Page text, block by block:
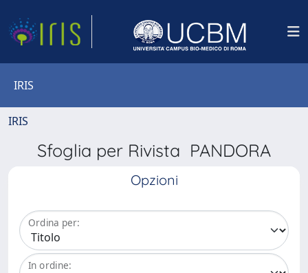
IRIS
IRIS
Sfoglia per Rivista PANDORA
Opzioni
Ordina per:
In ordine: